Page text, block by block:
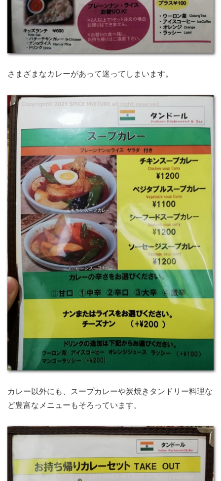
さまざまなカレーがあって迷ってしまいます。
カレー以外にも、スープカレーや炭焼きタンドリー料理な
ど豊富なメニューもそろっています。